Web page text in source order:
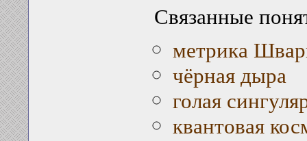
Связанные
метрика
чёрная дыра
голая
квантовая